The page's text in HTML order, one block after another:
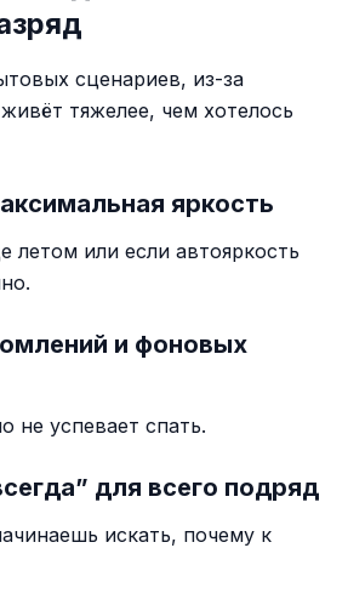
сценариев, из-за
тяжелее, чем хотелось
яркость
летом или если автояркость
и фоновых
не успевает спать.
для всего подряд
искать, почему к